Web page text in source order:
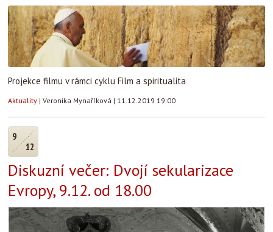
Projekce filmu v rámci cyklu Film a spiritualita
Aktuality | Veronika Mynaříková | 11.12.2019 19:00
9
12
Diskuzní večer: Dvojí sekularizace
Evropy, 9.12. od 18.00